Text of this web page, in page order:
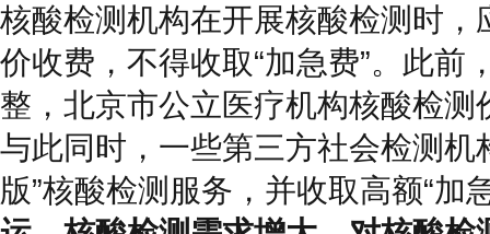
核酸检测机构在开展核酸检测时，
价收费，不得收取“加急费”。此前
整，北京市公立医疗机构核酸检测
与此同时，一些第三方社会检测机
版”核酸检测服务，并收取高额“加